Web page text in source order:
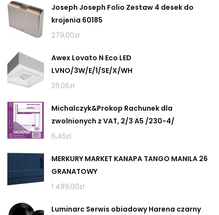
Joseph Joseph Folio Zestaw 4 desek do
krojenia 60185
279,00zł
Awex Lovato N Eco LED
LVNO/3W/E/1/SE/X/WH
211,06zł
Michalczyk&Prokop Rachunek dla
zwolnionych z VAT, 2/3 A5 /230-4/
6,45zł
MERKURY MARKET KANAPA TANGO MANILA 26
GRANATOWY
1 499,00zł
Luminarc Serwis obiadowy Harena czarny